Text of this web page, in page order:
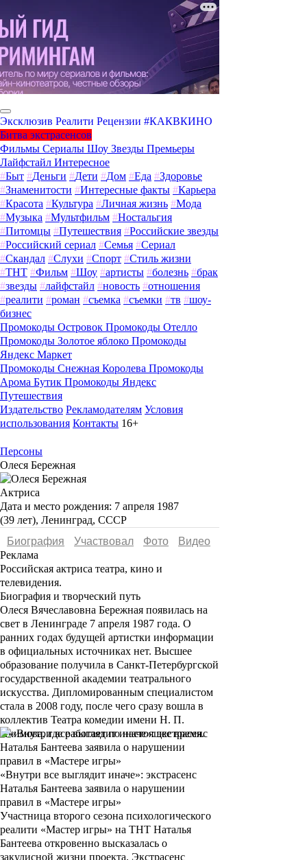
Эксклюзив Реалити Рецензии #КАКВКИНО
Битва экстрасенсов
Фильмы Сериалы Шоу Звезды Премьеры
Лайфстайл Интересное
#Быт #Деньги #Дети #Дом #Еда #Здоровье
#Знаменитости #Интересные факты #Карьера
#Красота #Культура #Личная жизнь #Мода
#Музыка #Мультфильм #Ностальгия
#Питомцы #Путешествия #Российские звезды
#Российский сериал #Семья #Сериал
#Скандал #Слухи #Спорт #Стиль жизни
#ТНТ #Фильм #Шоу #артисты #болезнь #брак
#звезды #лайфстайл #новость #отношения
#реалити #роман #съемка #съемки #тв #шоу-
бизнес
Промокоды Островок Промокоды Отелло
Промокоды Золотое яблоко Промокоды
Яндекс Маркет
Промокоды Снежная Королева Промокоды
Арома Бутик Промокоды Яндекс
Путешествия
Издательство Рекламодателям Условия
использования Контакты 16+
Персоны
Олеся Бережная
Актриса
Дата и место рождения: 7 апреля 1987
(39 лет), Ленинград, СССР
Биография
Участвовал Фото
Видеo
Реклама
Российская актриса театра, кино и
телевидения.
Биография и творческий путь
Олеся Вячеславовна Бережная появилась на
свет в Ленинграде 7 апреля 1987 года. О
ранних годах будущей артистки информации
в официальных источниках нет. Высшее
образование получила в Санкт-Петербургской
государственной академии театрального
искусства. Дипломированным специалистом
стала в 2008 году, после чего сразу вошла в
коллектив Театра комедии имени Н. П.
Акимова, где работает по настоящее время.
«Внутри все выглядит иначе»: экстрасенс
Наталья Бантеева заявила о нарушении
правил в «Мастере игры»
Участница второго сезона психологического
реалити «Мастер игры» на ТНТ Наталья
Бантеева откровенно высказалась о
закулисной жизни проекта. Экстрасенс